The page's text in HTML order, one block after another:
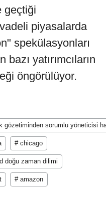
geçtiği
piyasalarda
spekülasyonları
yatırımcıların
öngörülüyor.
gözetiminden sorumlu yöneticisi
# chicago
doğu zaman dilimi
# amazon